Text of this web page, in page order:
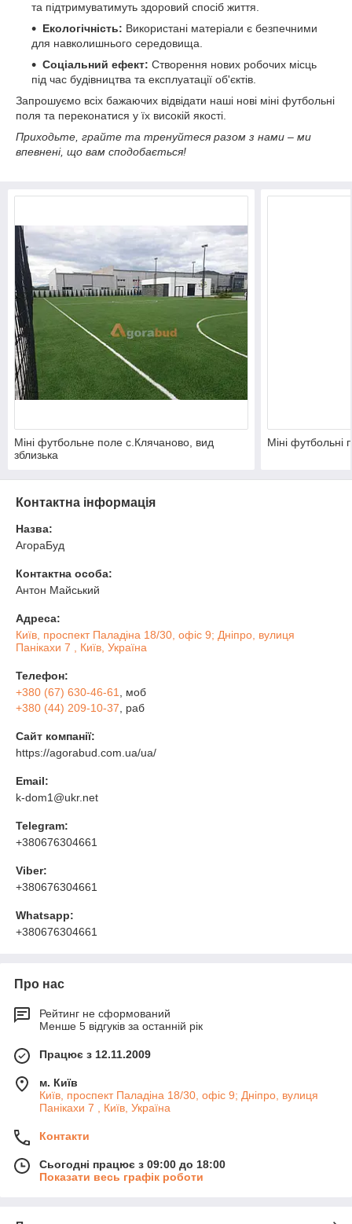
та підтримуватимуть здоровий спосіб життя.
Екологічність: Використані матеріали є безпечними
для навколишнього середовища.
Соціальний ефект: Створення нових робочих місць
під час будівництва та експлуатації об'єктів.
Запрошуємо всіх бажаючих відвідати наші нові міні футбольні
поля та переконатися у їх високій якості.
Приходьте, грайте та тренуйтеся разом з нами – ми
впевнені, що вам сподобається!
Міні футбольне поле с.Клячаново, вид
зблизька
Міні футбольні
Контактна інформація
Назва:
АгораБуд
Контактна особа:
Антон Майський
Адреса:
Київ, проспект Паладіна 18/30, офіс 9; Дніпро, вулиця
Панікахи 7 , Київ, Україна
Телефон:
+380 (67) 630-46-61
, моб
+380 (44) 209-10-37 , раб
Сайт компанії:
https://agorabud.com.ua/ua/
Email:
k-dom1@ukr.net
Telegram:
+380676304661
Viber:
+380676304661
Whatsapp:
+380676304661
Про нас
Рейтинг не сформований
Менше 5 відгуків за останній рік
Працює з 12.11.2009
м. Київ
Київ, проспект Паладіна 18/30, офіс 9; Дніпро, вулиця
Панікахи 7 , Київ, Україна
Контакти
Сьогодні працює з 09:00 до 18:00
Показати весь графік роботи